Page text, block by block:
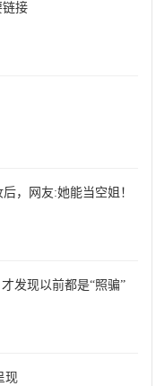
链接
，网友:她能当空姐！
发现以前都是“照骗”
现